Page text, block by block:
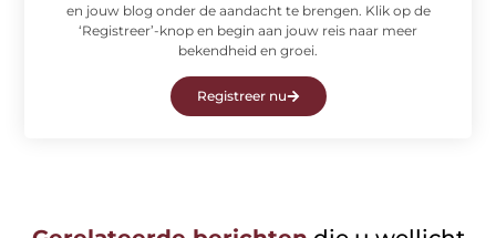
en jouw blog onder de aandacht te brengen. Klik op de
‘Registreer’-knop en begin aan jouw reis naar meer
bekendheid en groei.
Registreer nu